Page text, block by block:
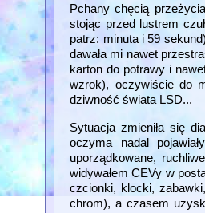
Pchany chęcią
stojąc przed lustrem
patrz: minuta i 59
dawała mi nawet
karton do potrawy i
wzrok), oczywiście do
dziwność świata LSD...
Sytuacja zmieniła się
oczyma nadal
uporządkowane,
widywałem CEVy w
czcionki, klocki,
chrom), a czasem